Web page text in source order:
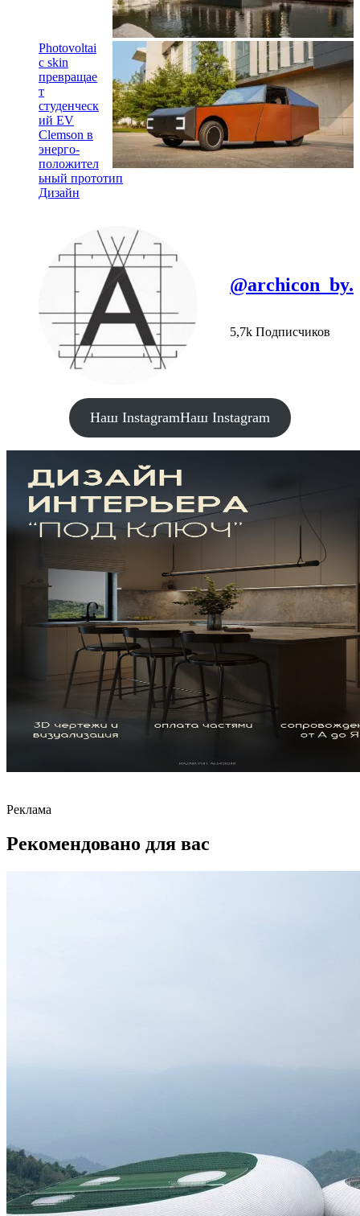
Photovoltai
c skin
превращае
т
студенческ
ий EV
Clemson в
энерго-
положител
ьный прототип
Дизайн
@archicon_by.
5,7k Подписчиков
Наш InstagramНаш Instagram
Реклама
Рекомендовано для вас